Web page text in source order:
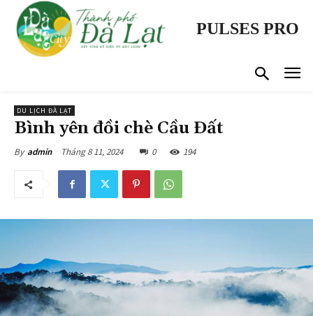
PULSES PRO
DU LỊCH ĐÀ LẠT
Bình yên đồi chè Cầu Đất
By admin Tháng 8 11, 2024 0 194